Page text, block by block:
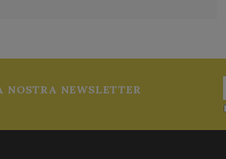
NEWSLETTER